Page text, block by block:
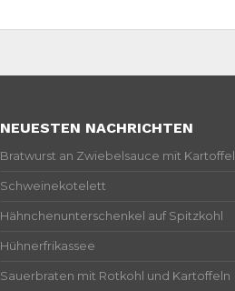
NEUESTEN NACHRICHTEN
Bratwurst an Zwiebelsauce mit
Schweinekotelett
Hähnchenunterschenkel auf Spitzkohl
Hühnerfrikassee
Sauerbraten mit Rotkohl und Kartoffeln